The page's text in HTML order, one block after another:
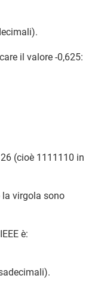
il valore -0,625:
(cioè 1111110 in
virgola sono
è: